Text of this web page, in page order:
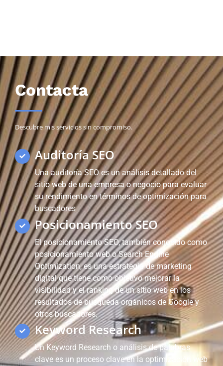
Contacta
Descubre mis servicios sin compromiso.
Auditoría SEO
Una auditoría SEO es un análisis detallado del
sitio web de una empresa o negocio para evaluar
su rendimiento en términos de optimización para
buscadores
Posicionamiento SEO
El posicionamiento SEO, también conocido como
posicionamiento web o Search Engine
Optimization, es una estrategia de marketing
digital que tiene como objetivo mejorar la
visibilidad y el ranking de un sitio web en los
resultados de búsqueda orgánicos de Google y
otros buscadores.
Keyword Research
Un Keyword Research o análisis de palabras
clave es un proceso clave en la optimización web